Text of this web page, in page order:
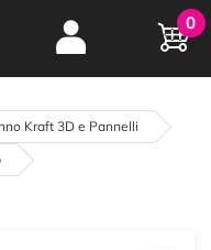
Hobby e
creatività...
oltre 15 anni online
0
Kraft 3D e Pannelli